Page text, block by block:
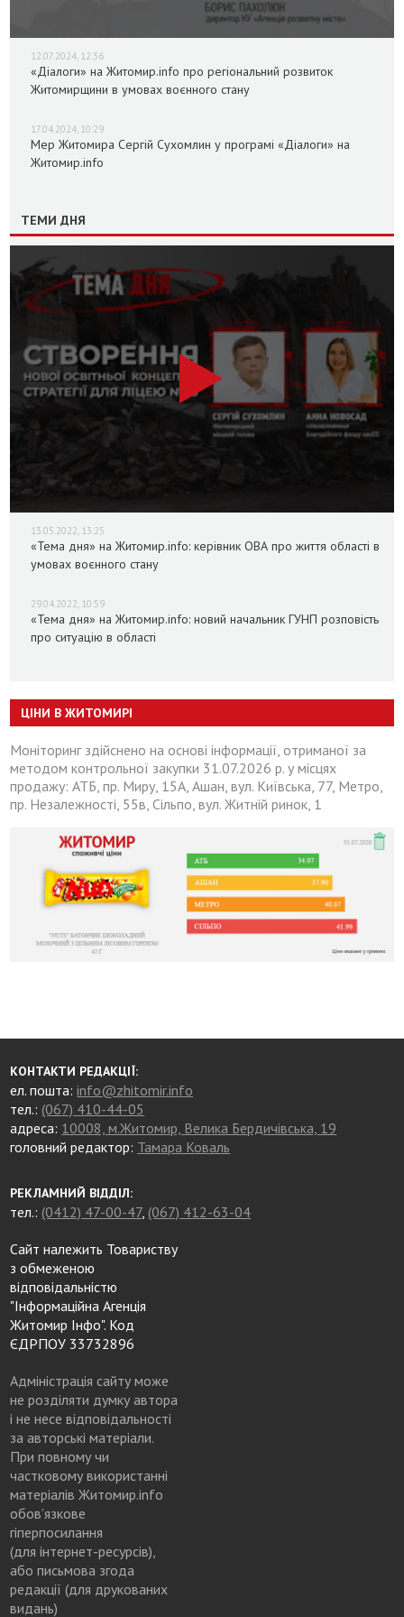
12.07.2024, 12:36
«Діалоги» на Житомир.info про регіональний розвиток
Житомирщини в умовах воєнного стану
17.04.2024, 10:29
Мер Житомира Сергій Сухомлин у програмі «Діалоги» на
Житомир.info
ТЕМИ ДНЯ
13.05.2022, 13:25
«Тема дня» на Житомир.info: керівник ОВА про життя області в
умовах воєнного стану
29.04.2022, 10:59
«Тема дня» на Житомир.info: новий начальник ГУНП розповість
про ситуацію в області
ЦІНИ В ЖИТОМИРІ
Моніторинг здійснено на основі інформації, отриманої за
методом контрольної закупки 31.07.2026 р. у місцях
продажу: АТБ, пр. Миру, 15А, Ашан, вул. Київська, 77, Метро,
пр. Незалежності, 55в, Сільпо, вул. Житній ринок, 1
КОНТАКТИ РЕДАКЦІЇ:
ел. пошта:info@zhitomir.info
тел.: (067) 410-44-05
адреса: 10008, м.Житомир, Велика Бердичівська, 19
головний редактор: Тамара Коваль
РЕКЛАМНИЙ ВІДДІЛ:
тел.: (0412) 47-00-47, (067) 412-63-04
Сайт належить Товариству
з обмеженою
відповідальністю
"Інформаційна Агенція
Житомир Інфо". Код
ЄДРПОУ 33732896
Адміністрація сайту може
не розділяти думку автора
і не несе відповідальності
за авторські матеріали.
При повному чи
частковому використанні
матеріалів Житомир.info
обов’язкове
гіперпосилання
(для інтернет-ресурсів),
або письмова згода
редакції (для друкованих
видань)